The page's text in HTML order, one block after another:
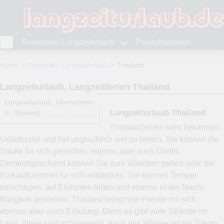
Home Reiseziele Langzeiturlaub Thailand
Langzeiturlaub, Langzeitferien Thailand
Langzeiturlaub, Überwintern
in Thailand...
Langzeiturlaub Thailand
Thailand ist ein sehr bekanntes
Urlaubsziel und hat unglaublich viel zu bieten. Sie können die
Städte für sich genießen, ebenso aber auch Dörfer.
Dementsprechend können Sie zum Wandern gehen oder die
Einkaufszentren für sich entdecken. Sie können Tempel
besichtigen, auf Elefanten reiten und ebenso in der Nacht
Bangkok genießen. Thailand bringt viel Freude mit sich,
ebenso aber auch Erholung. Denn es gibt viele Strände im